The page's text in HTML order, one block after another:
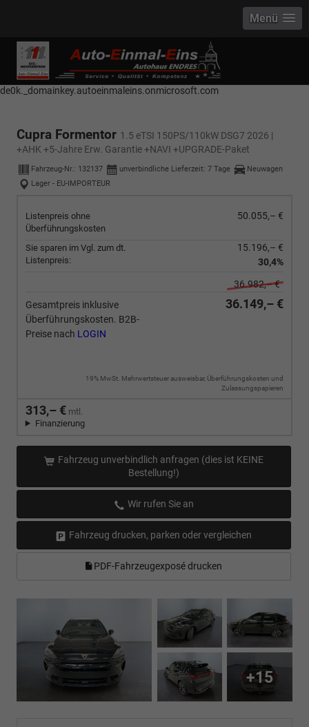
------------ Host Name : selector1._domainkey Points to address or value:
selector1-aee-de0k._domainkey.autoeinmaleins.onmicrosoft.com Host
Name : selector2._domainkey Points to address or value: selector2-aee-
de0k._domainkey.autoeinmaleins.onmicrosoft.com
Menü
Cupra Formentor 1.5 eTSI 150PS/110kW DSG7 2026 |
+AHK +5-Jahre Erw. Garantie +NAVI +UPGRADE-Paket
Fahrzeug-Nr.: 132137 unverbindliche Lieferzeit: 7 Tage
Neuwagen
Lager - EU-IMPORTEUR
Listenpreis ohne
Überführungskosten
50.055,– €
Sie sparen im Vgl. zum dt.
Listenpreis:
15.196,– €
30,4%
36.982,– €
Gesamtpreis inklusive
Überführungskosten. B2B-
Preise nach LOGIN
36.149,– €
19% MwSt. Mehrwertsteuer ausweisbar, Überführungskosten und
Zulassungspapieren
313,– € mtl.
Finanzierung
Fahrzeug unverbindlich anfragen (dies ist KEINE
Bestellung!)
Wir rufen Sie an
Fahrzeug drucken, parken oder vergleichen
PDF-Fahrzeugexposé drucken
+15